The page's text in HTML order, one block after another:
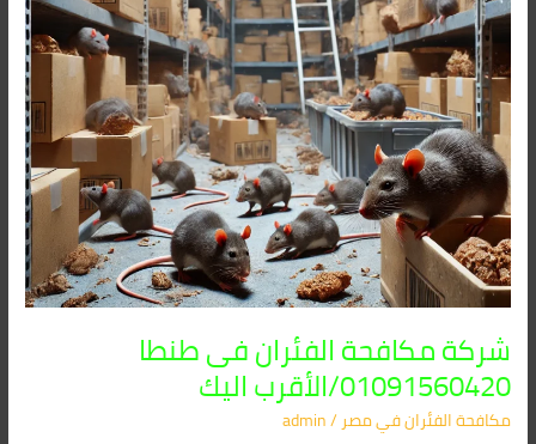
شركة مكافحة الفئران فى طنطا
01091560420/الأقرب اليك
مكافحة الفئران​ في مصر/
admin
اليك